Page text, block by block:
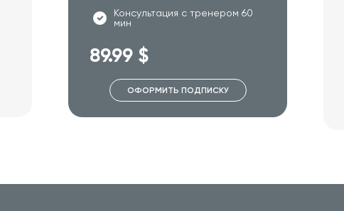
Консультация с тренером 60
мин
89.99 $
ОФОРМИТЬ ПОДПИСКУ